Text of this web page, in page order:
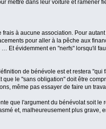
mettre dans leur voiture et ramener
à aucune association. Pour
pour aller à la pêche aux
Et évidemment en "nerfs" lorsqu'il
de bénévole est et restera
le "sans obligation" doit être
même pas essayer de faire un
que l'argument du bénévolat soit
et, malheureusement plus